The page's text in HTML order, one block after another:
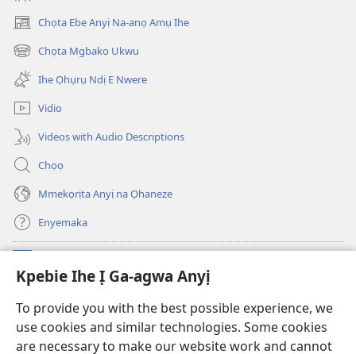
Kpebie Ihe Ị Ga-agwa Anyị
To provide you with the best possible experience, we
use cookies and similar technologies. Some cookies
are necessary to make our website work and cannot
Chọta Ebe Anyị Na-anọ Amụ Ihe
(ga-
emepere
gị
ebe
ọzọ
ị
anọ
gụọ
ya)
Chọta Mgbakọ Ukwu
(ga-
emepere
gị
ebe
ọzọ
ị
ga-
anọ
ya)
Ihe Ọhụrụ Ndị E Nwere
Vidio
Videos with Audio Descriptions
Chọọ
Mmekọrịta Anyị na Ọhaneze
Enyemaka
(ga-
emepere
ebe
ọzọ
Ọ́bá Akwụkwọ Anyị NKE DỊ N’ỊNTANET™
(ga-
emepere
gị
JW Hub
(ga-